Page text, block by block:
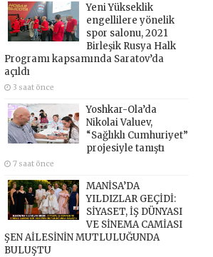
Yeni Yükseklik
engellilere yönelik
spor salonu, 2021
Birleşik Rusya Halk
Programı kapsamında Saratov’da
açıldı
3 saat önce
Yoshkar-Ola’da
Nikolai Valuev,
“Sağlıklı Cumhuriyet”
projesiyle tanıştı
7 saat önce
MANİSA’DA
YILDIZLAR GEÇİDİ:
SİYASET, İŞ DÜNYASI
VE SİNEMA CAMİASI
ŞEN AİLESİNİN MUTLULUĞUNDA
BULUŞTU